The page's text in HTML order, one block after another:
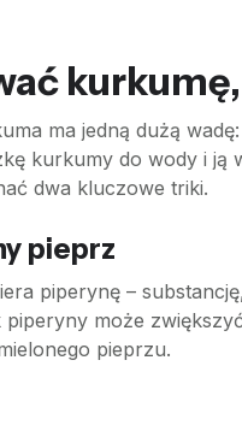
kurkumę,
ma jedną dużą
kurkumy do wody i
dwa kluczowe triki.
pieprz
piperynę –
piperyny może
pieprzu.